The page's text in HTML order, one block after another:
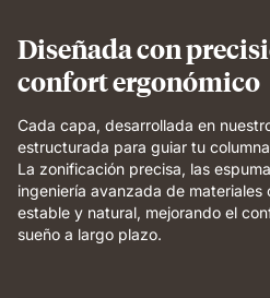
support.
Diseñada con
confort ergonómico
Cada capa, desarrollada en
estructurada para guiar tu
La zonificación precisa, las
ingeniería avanzada de
estable y natural, mejorando el
sueño a largo plazo.